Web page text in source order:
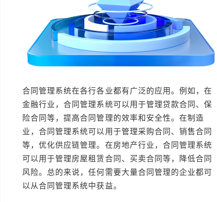
合同管理系统在各行各业都有广泛的应用。例如，在
金融行业，合同管理系统可以用于管理贷款合同、保
险合同等，提高合同管理的效率和安全性。在制造
业，合同管理系统可以用于管理采购合同、销售合同
等，优化供应链管理。在房地产行业，合同管理系统
可以用于管理房屋租赁合同、买卖合同等，降低合同
风险。总的来说，任何需要大量合同管理的企业都可
以从合同管理系统中获益。